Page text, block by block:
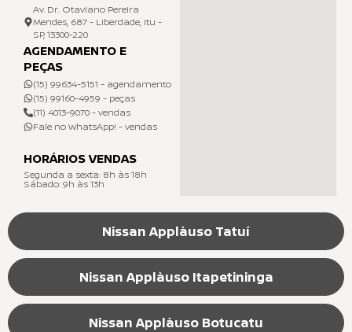
Nissan Applàuso Tatuí
Nissan Applàuso Itapetininga
Nissan Applàuso Botucatu
Av. Dr. Otaviano Pereira
Mendes, 687 - Liberdade, Itu -
SP, 13300-220
AGENDAMENTO E
PEÇAS
(15) 99634-5151 - agendamento
(15) 99160-4959 - peças
(11) 4013-9070 - vendas
Fale no WhatsApp! - vendas
HORÁRIOS VENDAS
Segunda a sexta: 8h às 18h
Sábado: 9h às 13h